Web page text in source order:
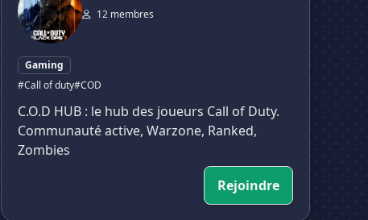
12 membres
Gaming
#Call of duty#COD
C.O.D HUB : le hub des joueurs Call of Duty.
Communauté active, Warzone, Ranked,
Zombies
Rejoindre